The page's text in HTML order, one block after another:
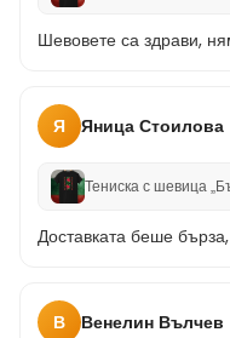
Шевовете са здрави,
Я Яница Стоилова
Тениска с шевица
Доставката беше
В Венелин Вълчев